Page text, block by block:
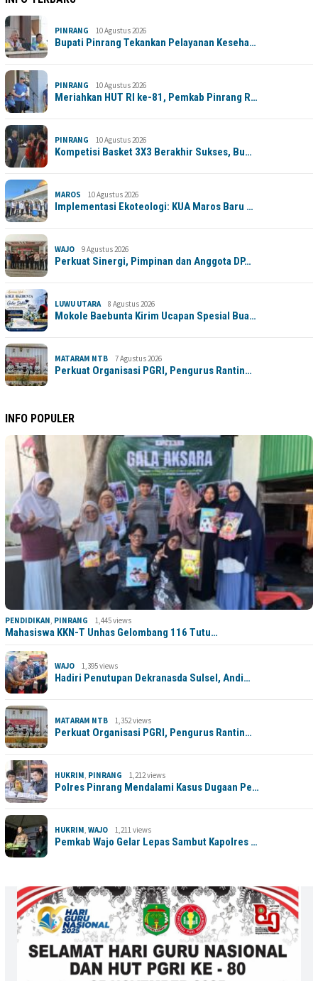
PINRANG 10 Agustus 2026
Bupati Pinrang Tekankan Pelayanan Keseha…
PINRANG 10 Agustus 2026
Meriahkan HUT RI ke-81, Pemkab Pinrang R…
PINRANG 10 Agustus 2026
Kompetisi Basket 3X3 Berakhir Sukses, Bu…
MAROS 10 Agustus 2026
Implementasi Ekoteologi: KUA Maros Baru …
WAJO 9 Agustus 2026
Perkuat Sinergi, Pimpinan dan Anggota DP…
LUWU UTARA 8 Agustus 2026
Mokole Baebunta Kirim Ucapan Spesial Bua…
MATARAM NTB 7 Agustus 2026
Perkuat Organisasi PGRI, Pengurus Rantin…
INFO POPULER
PENDIDIKAN PINRANG 1,445 views
Mahasiswa KKN-T Unhas Gelombang 116 Tutu…
WAJO 1,395 views
Hadiri Penutupan Dekranasda Sulsel, Andi…
MATARAM NTB 1,352 views
Perkuat Organisasi PGRI, Pengurus Rantin…
HUKRIM PINRANG 1,212 views
Polres Pinrang Mendalami Kasus Dugaan Pe…
HUKRIM WAJO 1,211 views
Pemkab Wajo Gelar Lepas Sambut Kapolres …